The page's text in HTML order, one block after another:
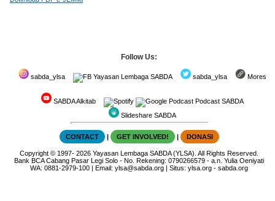
Follow Us:
sabda_ylsa Yayasan Lembaga SABDA sabda_ylsa Mores
SABDA Alkitab
Podcast SABDA
Slideshare SABDA
CONTACT | GET INVOLVED! | DONASI
Copyright © 1997-2026Yayasan Lembaga SABDA (YLSA). All Rights Reserved.
Bank BCA Cabang Pasar Legi Solo - No. Rekening: 0790266579 - a.n. Yulia Oeniyati
WA:0881-2979-100 | Email:ylsa@sabda.org | Situs:ylsa.org -sabda.org